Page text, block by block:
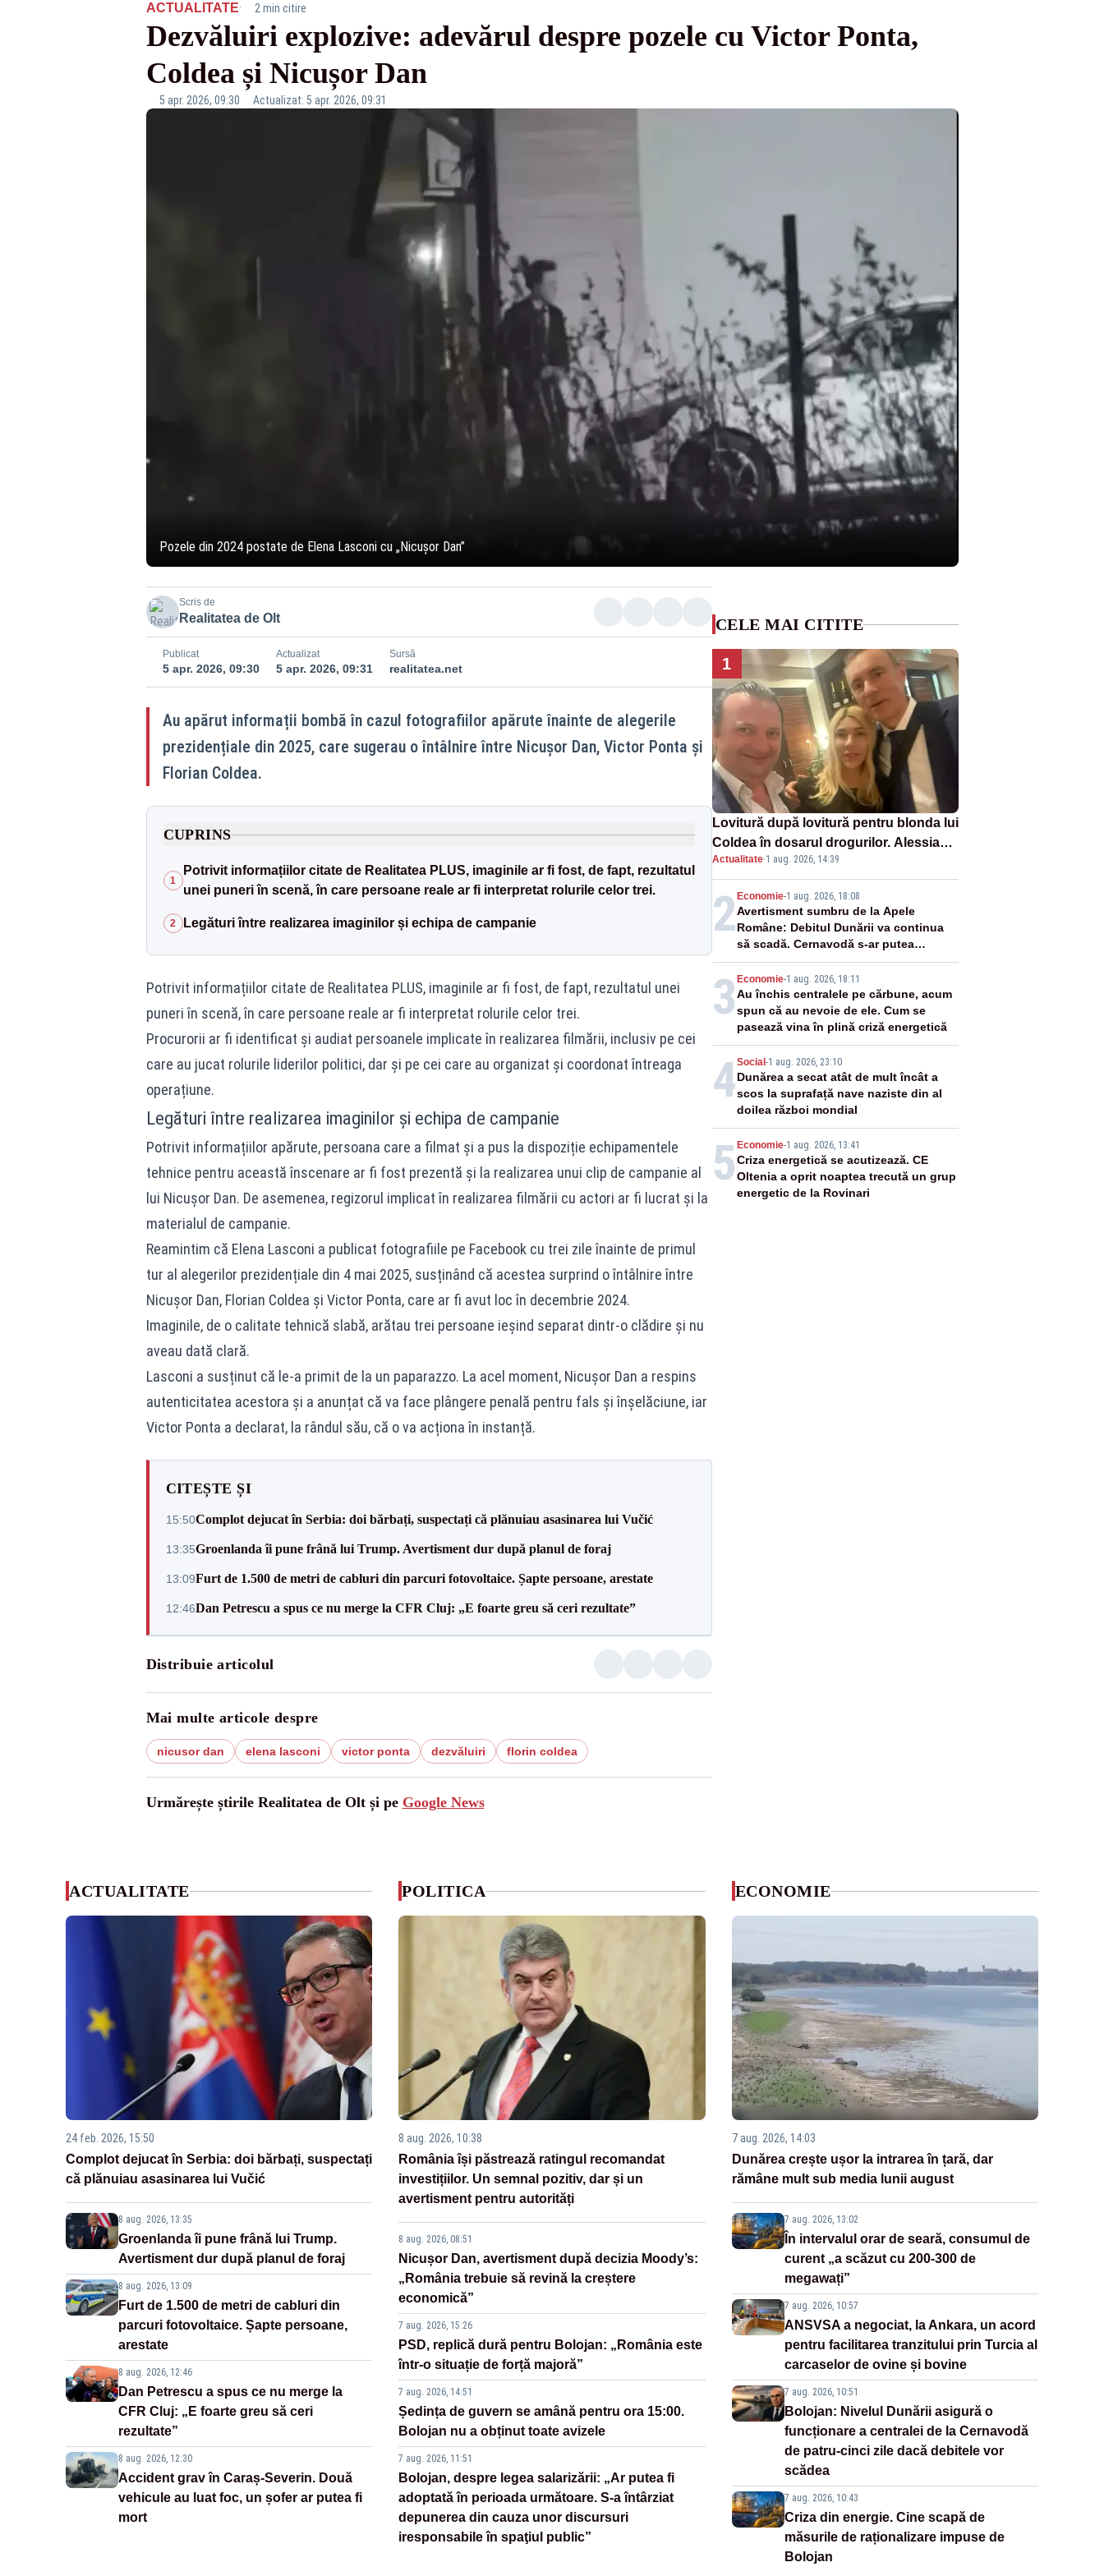
ACTUALITATE· 2 min citire
Dezvăluiri explozive: adevărul despre pozele cu Victor Ponta,
Coldea și Nicușor Dan
5 apr. 2026, 09:30 Actualizat: 5 apr. 2026, 09:31
Pozele din 2024 postate de Elena Lasconi cu „Nicușor Dan”
Scris de
Realitatea de Olt
Publicat
5 apr. 2026, 09:30
Actualizat
5 apr. 2026, 09:31
Sursă
realitatea.net
Au apărut informații bombă în cazul fotografiilor apărute înainte de alegerile
prezidențiale din 2025, care sugerau o întâlnire între Nicușor Dan, Victor Ponta și
Florian Coldea.
CUPRINS
1
Potrivit informațiilor citate de Realitatea PLUS, imaginile ar fi fost, de fapt, rezultatul
unei puneri în scenă, în care persoane reale ar fi interpretat rolurile celor trei.
2 Legături între realizarea imaginilor și echipa de campanie
Potrivit informațiilor citate de Realitatea PLUS, imaginile ar fi fost, de fapt, rezultatul unei
puneri în scenă, în care persoane reale ar fi interpretat rolurile celor trei.
Procurorii ar fi identificat și audiat persoanele implicate în realizarea filmării, inclusiv pe cei
care au jucat rolurile liderilor politici, dar și pe cei care au organizat și coordonat întreaga
operațiune.
Legături între realizarea imaginilor și echipa de campanie
Potrivit informațiilor apărute, persoana care a filmat și a pus la dispoziție echipamentele
tehnice pentru această înscenare ar fi fost prezentă și la realizarea unui clip de campanie al
lui Nicușor Dan. De asemenea, regizorul implicat în realizarea filmării cu actori ar fi lucrat și la
materialul de campanie.
Reamintim că Elena Lasconi a publicat fotografiile pe Facebook cu trei zile înainte de primul
tur al alegerilor prezidențiale din 4 mai 2025, susținând că acestea surprind o întâlnire între
Nicușor Dan, Florian Coldea și Victor Ponta, care ar fi avut loc în decembrie 2024.
Imaginile, de o calitate tehnică slabă, arătau trei persoane ieșind separat dintr-o clădire și nu
aveau dată clară.
Lasconi a susținut că le-a primit de la un paparazzo. La acel moment, Nicușor Dan a respins
autenticitatea acestora și a anunțat că va face plângere penală pentru fals și înșelăciune, iar
Victor Ponta a declarat, la rândul său, că o va acționa în instanță.
CITEȘTE ȘI
15:50Complot dejucat în Serbia: doi bărbați, suspectați că plănuiau asasinarea lui Vučić
13:35Groenlanda îi pune frână lui Trump. Avertisment dur după planul de foraj
13:09Furt de 1.500 de metri de cabluri din parcuri fotovoltaice. Șapte persoane, arestate
12:46Dan Petrescu a spus ce nu merge la CFR Cluj: „E foarte greu să ceri rezultate”
Distribuie articolul
Mai multe articole despre
nicusor dan elena lasconi victor ponta dezvăluiri florin coldea
Urmărește știrile Realitatea de Olt și pe Google News
CELE MAI CITITE
1
Lovitură după lovitură pentru blonda lui
Coldea în dosarul drogurilor. Alessia
Păcuraru explică decizia magistraților
Actualitate·1 aug. 2026, 14:39
2 Economie-1 aug. 2026, 18:08
Avertisment sumbru de la Apele
Române: Debitul Dunării va continua
să scadă. Cernavodă s-ar putea
închide în 4 zile
3 Economie-1 aug. 2026, 18:11
Au închis centralele pe cărbune, acum
spun că au nevoie de ele. Cum se
pasează vina în plină criză energetică
4Social -1 aug. 2026, 23:10
Dunărea a secat atât de mult încât a
scos la suprafață nave naziste din al
doilea război mondial
5 Economie-1 aug. 2026, 13:41
Criza energetică se acutizează. CE
Oltenia a oprit noaptea trecută un grup
energetic de la Rovinari
ACTUALITATE
24 feb. 2026, 15:50
Complot dejucat în Serbia: doi bărbați, suspectați
că plănuiau asasinarea lui Vučić
8 aug. 2026, 13:35
Groenlanda îi pune frână lui Trump.
Avertisment dur după planul de foraj
8 aug. 2026, 13:09
Furt de 1.500 de metri de cabluri din
parcuri fotovoltaice. Șapte persoane,
arestate
8 aug. 2026, 12:46
Dan Petrescu a spus ce nu merge la
CFR Cluj: „E foarte greu să ceri
rezultate”
8 aug. 2026, 12:30
Accident grav în Caraș-Severin. Două
vehicule au luat foc, un șofer ar putea fi
mort
POLITICA
8 aug. 2026, 10:38
România își păstrează ratingul recomandat
investițiilor. Un semnal pozitiv, dar și un
avertisment pentru autorități
8 aug. 2026, 08:51
Nicușor Dan, avertisment după decizia Moody’s:
„România trebuie să revină la creștere
economică”
7 aug. 2026, 15:26
PSD, replică dură pentru Bolojan: „România este
într-o situație de forță majoră”
7 aug. 2026, 14:51
Ședința de guvern se amână pentru ora 15:00.
Bolojan nu a obținut toate avizele
7 aug. 2026, 11:51
Bolojan, despre legea salarizării: „Ar putea fi
adoptată în perioada următoare. S-a întârziat
depunerea din cauza unor discursuri
iresponsabile în spaţiul public”
ECONOMIE
7 aug. 2026, 14:03
Dunărea crește ușor la intrarea în țară, dar
rămâne mult sub media lunii august
7 aug. 2026, 13:02
În intervalul orar de seară, consumul de
curent „a scăzut cu 200-300 de
megawați”
7 aug. 2026, 10:57
ANSVSA a negociat, la Ankara, un acord
pentru facilitarea tranzitului prin Turcia al
carcaselor de ovine și bovine
7 aug. 2026, 10:51
Bolojan: Nivelul Dunării asigură o
funcționare a centralei de la Cernavodă
de patru-cinci zile dacă debitele vor
scădea
7 aug. 2026, 10:43
Criza din energie. Cine scapă de
măsurile de raționalizare impuse de
Bolojan